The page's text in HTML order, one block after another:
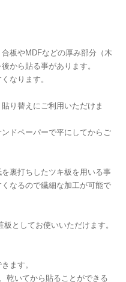
板やMDFなどの厚み部分（木
から貼る事があります。
なります。
り替えにご利用いただけま
ドペーパーで平にしてからご
裏打ちしたツキ板を用いる事
なるので繊細な加工が可能で
としてお使いいただけます。
ます。
乾いてから貼ることができる